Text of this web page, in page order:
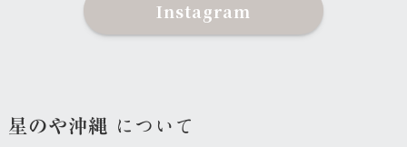
Instagram
星のや沖縄 について